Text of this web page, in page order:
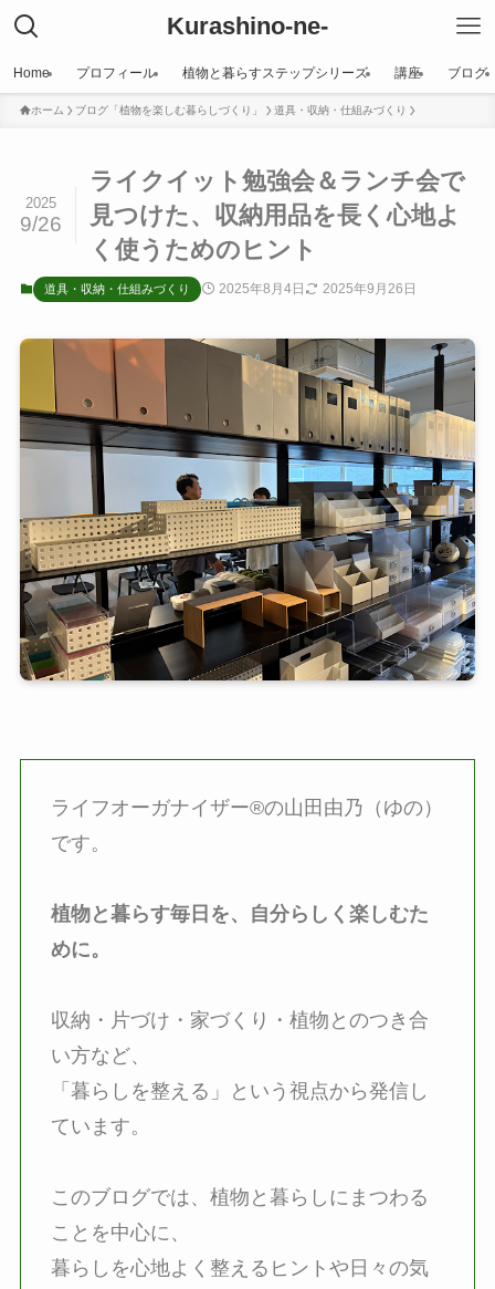
Kurashino-ne-
Home プロフィール 植物と暮らすステップシリーズ 講座 ブログ
ホーム ブログ「植物を楽しむ暮らしづくり」 道具・収納・仕組みづくり
ライクイット勉強会＆ランチ会で
見つけた、収納用品を長く心地よ
く使うためのヒント
2025
9/26
道具・収納・仕組みづくり 2025年8月4日 2025年9月26日
ライフオーガナイザー®の山田由乃（ゆの）
です。
植物と暮らす毎日を、自分らしく楽しむた
めに。
収納・片づけ・家づくり・植物とのつき合
い方など、
「暮らしを整える」という視点から発信し
ています。
このブログでは、植物と暮らしにまつわる
ことを中心に、
暮らしを心地よく整えるヒントや日々の気